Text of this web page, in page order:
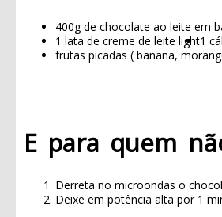
400g de chocolate ao leite em
1 lata de creme de leite light1
frutas picadas ( banana,
Derreta no microondas o
Deixe em potência alta por 1
E para quem